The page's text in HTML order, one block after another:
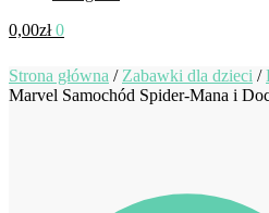
0,00zł 0
Strona główna / Zabawki dla dzieci /
Marvel Samochód Spider-Mana i